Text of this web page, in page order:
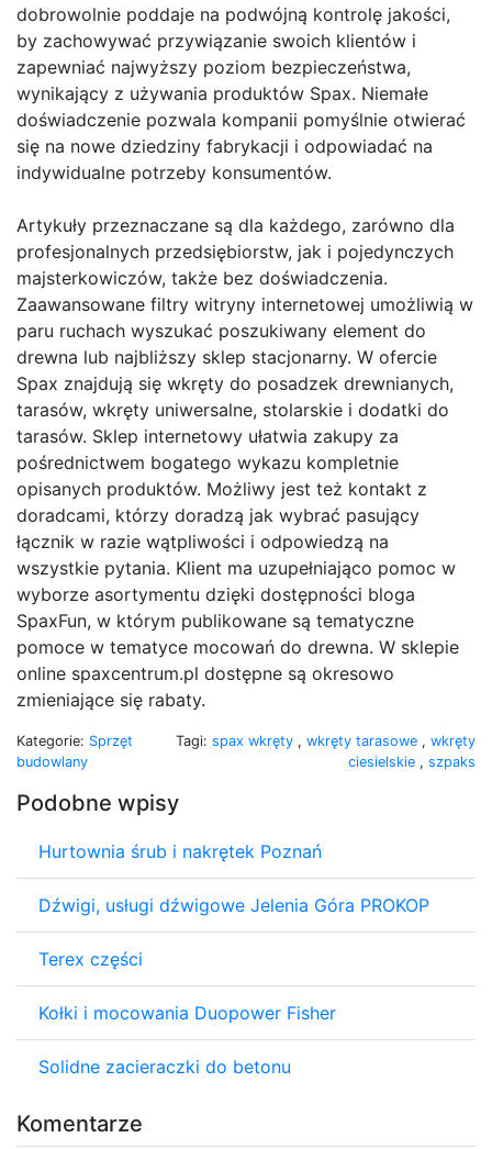
dobrowolnie poddaje na podwójną kontrolę jakości,
by zachowywać przywiązanie swoich klientów i
zapewniać najwyższy poziom bezpieczeństwa,
wynikający z używania produktów Spax. Niemałe
doświadczenie pozwala kompanii pomyślnie otwierać
się na nowe dziedziny fabrykacji i odpowiadać na
indywidualne potrzeby konsumentów.
Artykuły przeznaczane są dla każdego, zarówno dla
profesjonalnych przedsiębiorstw, jak i pojedynczych
majsterkowiczów, także bez doświadczenia.
Zaawansowane filtry witryny internetowej umożliwią w
paru ruchach wyszukać poszukiwany element do
drewna lub najbliższy sklep stacjonarny. W ofercie
Spax znajdują się wkręty do posadzek drewnianych,
tarasów, wkręty uniwersalne, stolarskie i dodatki do
tarasów. Sklep internetowy ułatwia zakupy za
pośrednictwem bogatego wykazu kompletnie
opisanych produktów. Możliwy jest też kontakt z
doradcami, którzy doradzą jak wybrać pasujący
łącznik w razie wątpliwości i odpowiedzą na
wszystkie pytania. Klient ma uzupełniająco pomoc w
wyborze asortymentu dzięki dostępności bloga
SpaxFun, w którym publikowane są tematyczne
pomoce w tematyce mocowań do drewna. W sklepie
online spaxcentrum.pl dostępne są okresowo
zmieniające się rabaty.
Kategorie: Sprzęt
budowlany
Tagi: spax wkręty , wkręty tarasowe , wkręty
ciesielskie , szpaks
Podobne wpisy
Hurtownia śrub i nakrętek Poznań
Dźwigi, usługi dźwigowe Jelenia Góra PROKOP
Terex części
Kołki i mocowania Duopower Fisher
Solidne zacieraczki do betonu
Komentarze